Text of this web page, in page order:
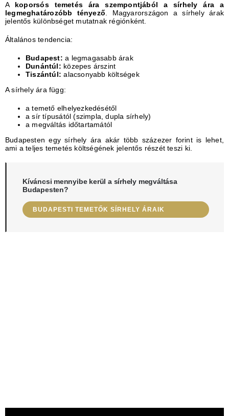
A koporsós temetés ára szempontjából a sírhely ára a
legmeghatározóbb tényező . Magyarországon a sírhely árak
jelentős különbséget mutatnak régiónként.
Általános tendencia:
Budapest: a legmagasabb árak
Dunántúl: közepes árszint
Tiszántúl: alacsonyabb költségek
A sírhely ára függ:
a temető elhelyezkedésétől
a sír típusától (szimpla, dupla sírhely)
a megváltás időtartamától
Budapesten egy sírhely ára akár több százezer forint is lehet,
ami a teljes temetés költségének jelentős részét teszi ki.
Kíváncsi mennyibe kerül a sírhely megváltása
Budapesten?
BUDAPESTI TEMETŐK SÍRHELY ÁRAIK